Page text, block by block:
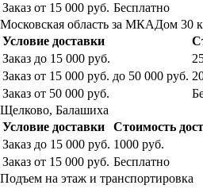
Заказ от 15 000 руб. Бесплатно
Московская область за МКАДом 30
Условие доставки
Заказ до 15 000 руб.
Заказ от 15 000 руб. до 50 000 руб.
Заказ от 50 000 руб.
Щелково, Балашиха
Условие доставки
Стоимость
Заказ до 15 000 руб. 1000 руб.
Заказ от 15 000 руб. Бесплатно
Подъем на этаж и транспортировка